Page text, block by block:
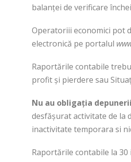
balanţei de verificare
Operatoriii economici pot
electronică pe portalul
Raportările contabile
profit şi pierdere sau
Nu au obligaţia
desfăşurat activitate de la
inactivitate temporara si
Raportările contabile la